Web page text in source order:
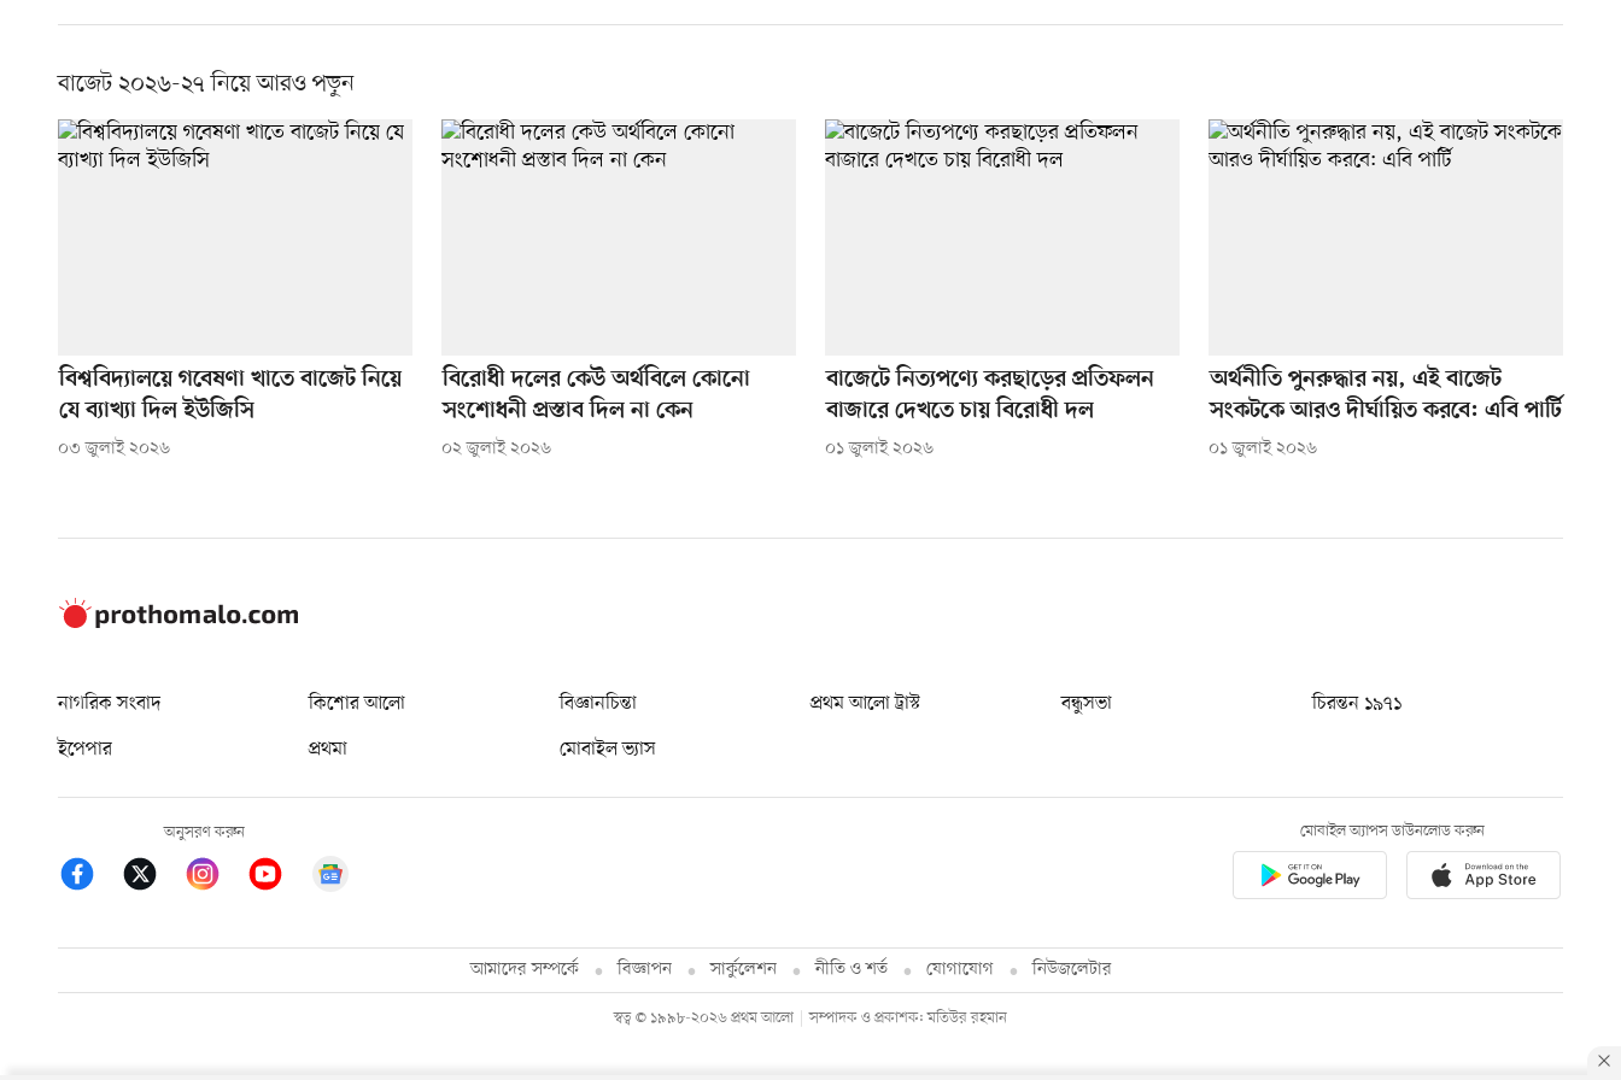
বাজেট ২০২৬-২৭ নিয়ে আরও পড়ুন
বিশ্ববিদ্যালয়ে গবেষণা খাতে বাজেট নিয়ে
যে ব্যাখ্যা দিল ইউজিসি
০৩ জুলাই ২০২৬
বিরোধী দলের কেউ অর্থবিলে কোনো
সংশোধনী প্রস্তাব দিল না কেন
০২ জুলাই ২০২৬
বাজেটে নিত্যপণ্যে করছাড়ের প্রতিফলন
বাজারে দেখতে চায় বিরোধী দল
০১ জুলাই ২০২৬
অর্থনীতি পুনরুদ্ধার নয়, এই বাজেট
সংকটকে আরও দীর্ঘায়িত করবে: এবি পার্টি
০১ জুলাই ২০২৬
নাগরিক সংবাদ কিশোর আলো বিজ্ঞানচিন্তা প্রথম আলো ট্রাস্ট বন্ধুসভা
চিরন্তন ১৯৭১
ইপেপার
প্রথমা মোবাইল ভ্যাস
অনুসরণ করুন মোবাইল অ্যাপস ডাউনলোড করুন
আমাদের সম্পর্কে বিজ্ঞাপন সার্কুলেশন নীতি ও শর্ত যোগাযোগ নিউজলেটার
স্বত্ব © ১৯৯৮-২০২৬ প্রথম আলো সম্পাদক ও প্রকাশক: মতিউর রহমান